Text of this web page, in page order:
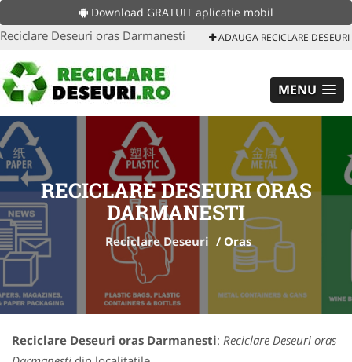
Download GRATUIT aplicatie mobil
Reciclare Deseuri oras Darmanesti ADAUGA RECICLARE DESEURI
MENU
RECICLARE DESEURI ORAS
DARMANESTI
Reciclare Deseuri / Oras
Reciclare Deseuri oras Darmanesti: Reciclare Deseuri oras